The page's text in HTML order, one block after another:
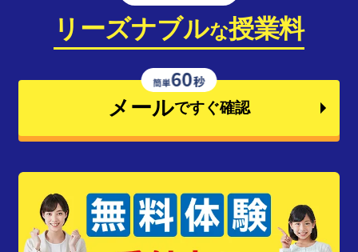
リーズナブルな授業料
メールですぐ確認